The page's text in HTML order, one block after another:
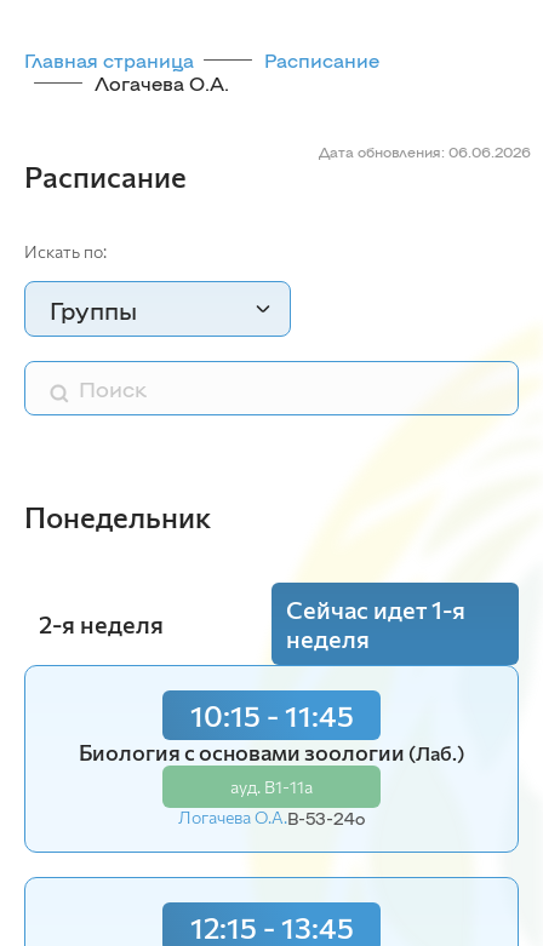
Главная страница
Расписание
Логачева О.А.
Дата обновления: 06.06.2026
Расписание
Искать по:
Группы
Понедельник
2-я неделя
Сейчас идет 1-я
неделя
10:15 - 11:45
Биология с основами зоологии (Лаб.)
ауд. В1-11а
Логачева О.А.В-53-24o
12:15 - 13:45